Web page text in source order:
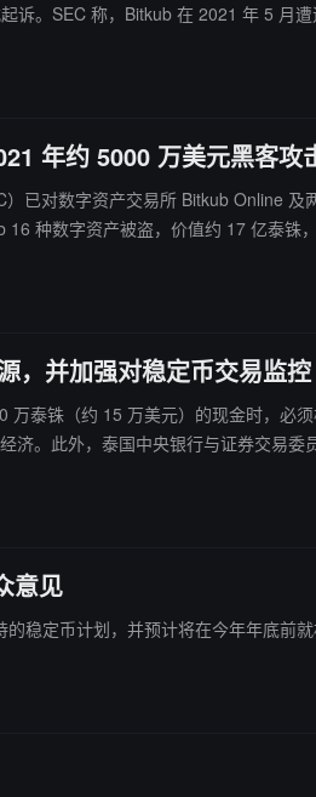
诉。SEC 称，Bitkub 在 2021 年 5
Bitkub 在 7 月 23 日声明中表示，
年约 5000 万美元黑客攻
已对数字资产交易所 Bitkub Online
产生财务亏损。Bitkub 成立于 2018
，并加强对稳定币交易监控
泰铢（约 15 万美元）的现金时，
。此外，泰国中央银行与证券交易
意见
稳定币计划，并预计将在今年年底前